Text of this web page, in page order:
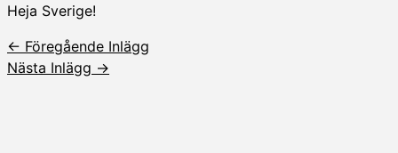
Heja Sverige!
← Föregående Inlägg
Nästa Inlägg →